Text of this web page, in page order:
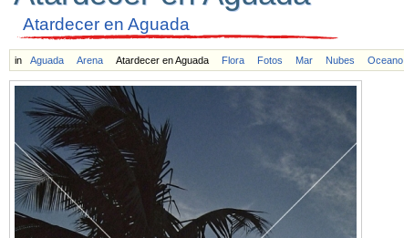
Atardecer en Aguada
in Aguada Arena Atardecer en Aguada Flora Fotos Mar Nubes Oceano